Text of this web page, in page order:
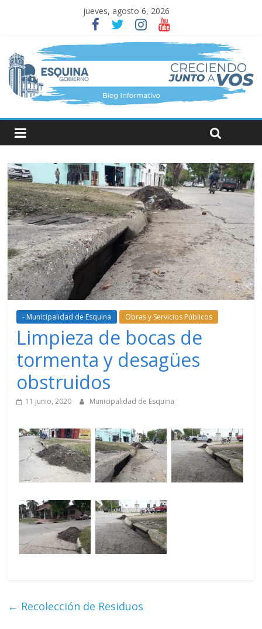
jueves, agosto 6, 2026
- Municipalidad de Esquina Obras y Servicios Públicos
Limpieza de bocas de
tormenta y desagües
obstruidos
11 junio, 2020 Municipalidad de Esquina
← Recolección de Residuos